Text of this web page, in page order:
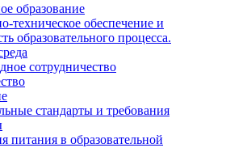
образование
техническое обеспечение и
образовательного процесса.
сотрудничество
стандарты и требования
питания в образовательной